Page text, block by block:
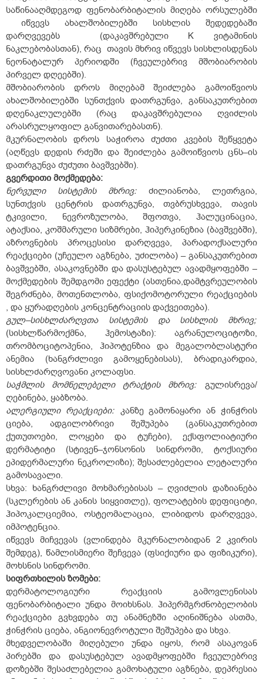
საწინააღმდეგოდ ფენობარბიტალის მიღება ორსულებში
იწვევს ახალშობილებში სისხლის შედედებაში
დარღვევებს (დაკავშრებული K ვიტამინის
ნაკლებობასთან), რაც თავის მხრივ იწვევს სისხლისდენას
ნეონატალურ პერიოდში (ჩვეულებრივ მშობიარობის
პირველ დღეებში).
მშობიარობის დროს მიღებამ შეიძლება გამოიწვიოს
ახალშობილებში სუნთქვის დათრგუნვა, განსაკუთრებით
დღენაკლულებში (რაც დაკავშრებულია ღვიძლის
არასრულყოფილ განვითარებასთნ).
მკურნალობის დროს საჭიროა ძუძთი კვების შეწყვეტა
(აღწევს დედის რძეში და შეიძლება გამოიწვიოს ცნს–ის
დათრგუნვა ძუძუთი ბავშვებში).
გვერდითი მოქმედება:
ნერვული სისტემის მხრივ: ძილიანობა, ლეთრგია,
სუნთქვის ცენტრის დათრგუნვა, თვბრუსხვევა, თავის
ტკივილი, ნევროზულობა, შფოთვა, ჰალუცინაცია,
ატაქსია, კოშმარული სიზმრები, ჰიპერკინეზია (ბავშვებში),
აზროვნების პროცესისი დარღვევა, პარადოქსალური
რეაქციები (უჩეულო აგზნება, უძილობა) – განსაკუთრებით
ბავშვებში, ასაკოვნებში და დასუსტებულ ავადმყოფებში –
მოქმედების შემდგომი ეფექტი (ასთენია,დამტვრეულობის
შეგრძნება, მოთენთლობა, ფსიქომოტორული რეაქციების
, და ყურადღების კონცენტრაციის დაქვეითება).
გულ–სისხლძარღვთა სისტემის და სისხლის მხრივ;
(სისხლწარმოქმნა, ჰემოსტაზი): აგრანულოციტოზი,
თრომბოციტოპენია, ჰიპოტენზია და მეგალობლასტური
ანემია (ხანგრძლივი გამოყენებისას), ბრადიკარდია,
სისხლძარღვოვანი კოლაფსი.
საჭმლის მომნელებელი ტრაქტის მხრივ: გულისრევა/
ღებინება, ყაბზობა.
ალერგიული რეაქციები: კანზე გამონაყარი ან ჭინჭრის
ციება, ადგილობრივი შეშუპება (განსაკუთრებით
ქუთუთოები, ლოყები და ტუჩები), ექსფოლიატიური
დერმატიტი (სტივენ–ჯონსონის სინდრომი, ტოქსიური
ეპიდერმალური ნეკროლიზი); შესაძლებელია ლეტალური
გამოსავალი.
სხვა: ხანგრძლივი მოხმარებისას – ღვიძლის დაზიანება
(სკლერების ან კანის სიყვითლე), ფოლატების დეფიციტი,
ჰიპოკალციემია, ოსტეომალაცია, ლიბიდოს დარღვევა,
იმპოტენცია.
იწვევს მიჩვევას (ვლინდება მკურნალობიდან 2 კვირის
შემდეგ), წამლისმიერი შეჩვევა (ფსიქიური და ფიზიკური),
მოხსნის სინდრომი.
სიფრთხილის ზომები:
დერმატოლოგიური რეაქციის გამოვლენისას
ფენობარბიტალი უნდა მოიხსნას. ჰიპერმგრძნობელობის
რეაქციები გვხვდება თუ ანამნეზში აღინიშნება ასთმა,
ჭინჭრის ციება, ანგიონევროტული შეშუპება და სხვა.
მხედველობაში მიღებული უნდა იყოს, რომ ასაკოვან
პირებში და დასუსტებულ ავადმყოფებში ჩვეულებრივ
დოზებში შესაძლებელია გამოხატული აგზნება, დეპრესია